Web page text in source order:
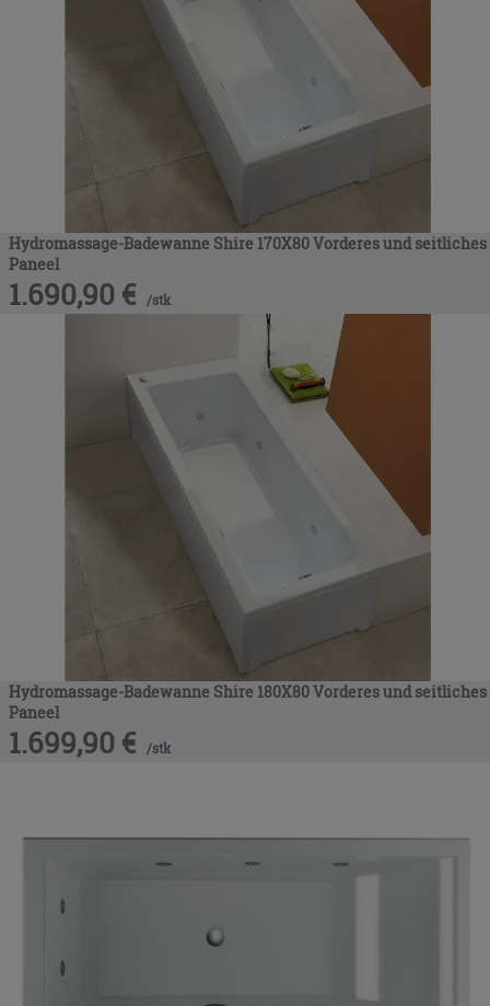
Hydromassage-Badewanne Shire 170X80 Vorderes und seitliches
Paneel
1.690,90 € /stk
Hydromassage-Badewanne Shire 180X80 Vorderes und seitliches
Paneel
1.699,90 € /stk